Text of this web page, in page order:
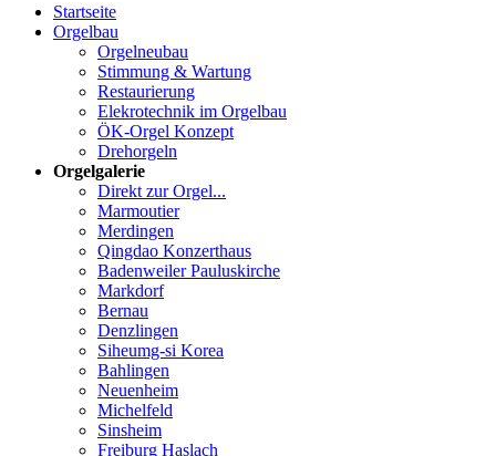
Startseite
Orgelbau
Orgelneubau
Stimmung & Wartung
Restaurierung
Elekrotechnik im Orgelbau
ÖK-Orgel Konzept
Drehorgeln
Orgelgalerie
Direkt zur Orgel...
Marmoutier
Merdingen
Qingdao Konzerthaus
Badenweiler Pauluskirche
Markdorf
Bernau
Denzlingen
Siheumg-si Korea
Bahlingen
Neuenheim
Michelfeld
Sinsheim
Freiburg Haslach